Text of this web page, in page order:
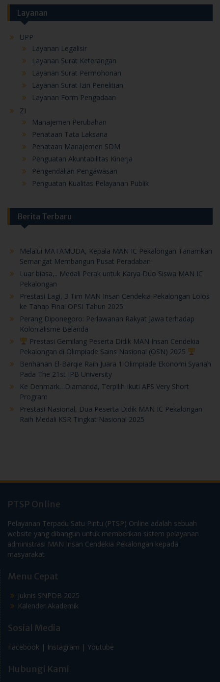
Layanan
UPP
Layanan Legalisir
Layanan Surat Keterangan
Layanan Surat Permohonan
Layanan Surat Izin Penelitian
Layanan Form Pengadaan
ZI
Manajemen Perubahan
Penataan Tata Laksana
Penataan Manajemen SDM
Penguatan Akuntabilitas Kinerja
Pengendalian Pengawasan
Penguatan Kualitas Pelayanan Publik
Berita Terbaru
Melalui MATAMUDA, Kepala MAN IC Pekalongan Tanamkan
Semangat Membangun Pusat Peradaban
Luar biasa,.. Medali Perak untuk Karya Duo Siswa MAN IC
Pekalongan
Prestasi Lagi, 3 Tim MAN Insan Cendekia Pekalongan Lolos
ke Tahap Final OPSI Tahun 2025
Perang Diponegoro: Perlawanan Rakyat Jawa terhadap
Kolonialisme Belanda
Prestasi Gemilang Peserta Didik MAN Insan Cendekia
Pekalongan di Olimpiade Sains Nasional (OSN) 2025
Benhanan El-Barqie Raih Juara 1 Olimpiade Ekonomi Syariah
Pada The 21st IPB University
Ke Denmark…Diamanda, Terpilih Ikuti AFS Very Short
Program
Prestasi Nasional, Dua Peserta Didik MAN IC Pekalongan
Raih Medali KSR Tingkat Nasional 2025
PTSP Online
Pelayanan Terpadu Satu Pintu (PTSP) Online adalah sebuah
website yang dibangun untuk memberikan sistem pelayanan
administrasi MAN Insan Cendekia Pekalongan kepada
masyarakat
Menu Cepat
Juknis SNPDB 2025
Kalender Akademik
Sosial Media
Facebook | Instagram | Youtube
Hubungi Kami